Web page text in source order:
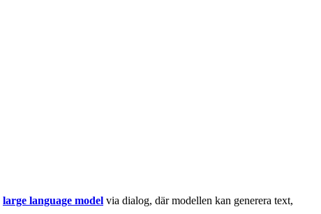
large language model via dialog, där modellen kan generera text,